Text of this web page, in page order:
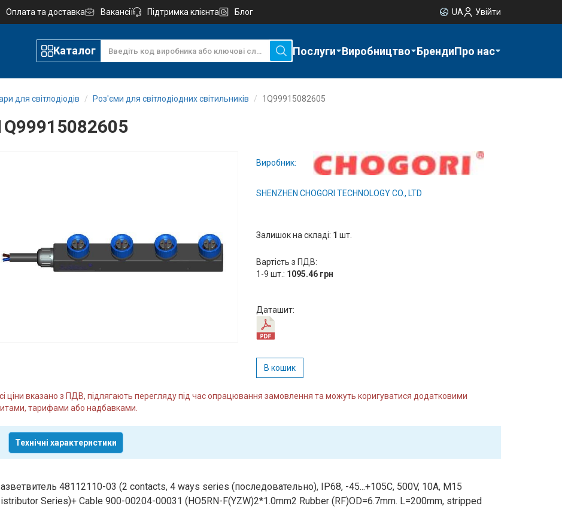
Оплата та доставка Вакансії Підтримка клієнта Блог UA Увійти
Каталог Послуги Виробництво БрендиПро нас
для світлодіодів Роз'єми для світлодіодних світильників 1Q99915082605
Виробник:
SHENZHEN CHOGORI TECHNOLOGY CO., LTD
Залишок на складі: 1 шт.
Вартість з ПДВ:
1-9 шт.: 1095.46 грн
Даташит:
В кошик
ціни вказано з ПДВ, підлягають перегляду під час опрацювання замовлення та можуть коригуватися додатковими
тарифами або надбавками.
Технічні характеристики
48112110-03 (2 contacts, 4 ways series (последовательно), IP68, -45...+105C, 500V, 10A, M15
Series)+ Cable 900-00204-00031 (HO5RN-F(YZW)2*1.0mm2 Rubber (RF)OD=6.7mm. L=200mm, stripped